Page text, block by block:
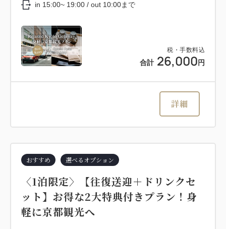
税・手数料込
合計 26,000 円
in 15:00~ 19:00 / out 10:00まで
詳細
おすすめ 選べるオプション
〈1泊限定〉【往復送迎＋ドリンクセ
ット】お得な2大特典付きプラン！身
軽に京都観光へ